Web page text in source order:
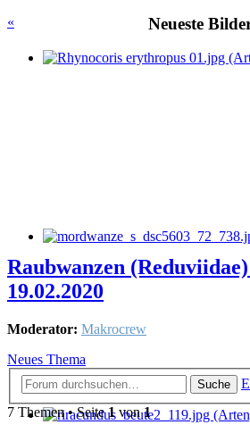
«
Neueste
Raubwanzen
19.02.2020
Moderator: Makrocrew
Neues Thema
Suche
7 Themen • Seite1von1